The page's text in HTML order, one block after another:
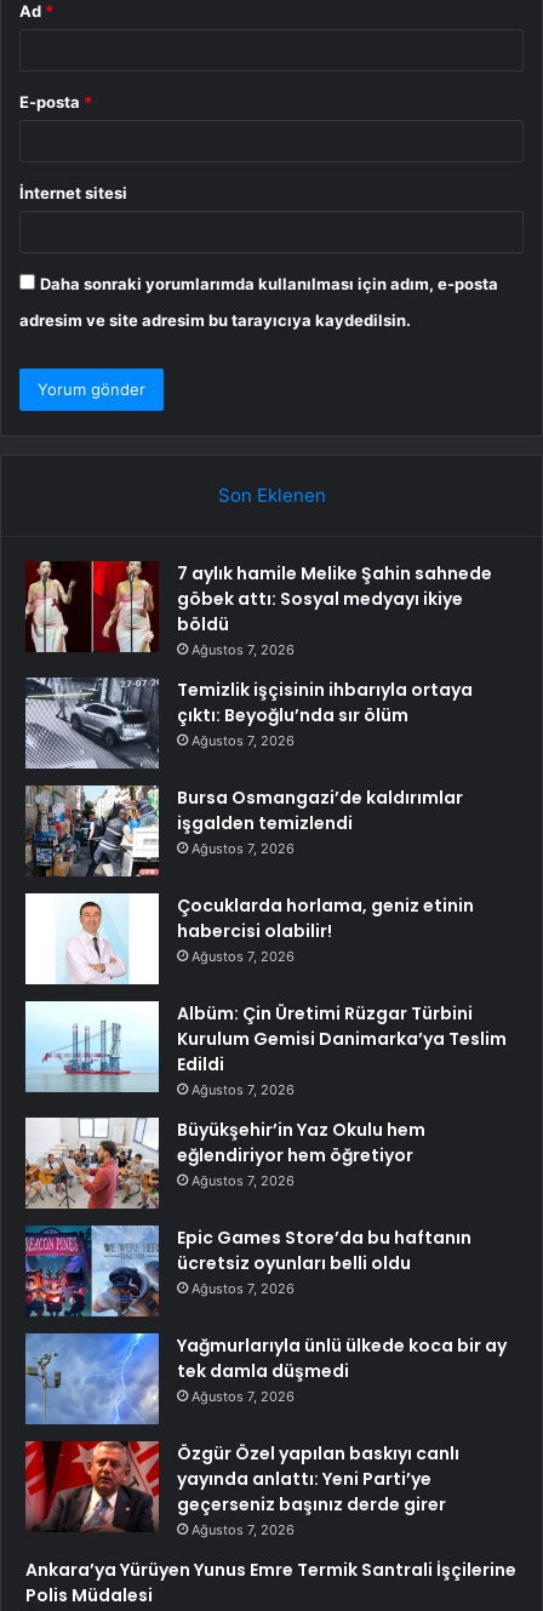
Ad *
E-posta *
İnternet sitesi
Daha sonraki yorumlarımda kullanılması için adım, e-posta
adresim ve site adresim bu tarayıcıya kaydedilsin.
Son Eklenen
7 aylık hamile Melike Şahin sahnede
göbek attı: Sosyal medyayı ikiye
böldü
Ağustos 7, 2026
Temizlik işçisinin ihbarıyla ortaya
çıktı: Beyoğlu’nda sır ölüm
Ağustos 7, 2026
Bursa Osmangazi’de kaldırımlar
işgalden temizlendi
Ağustos 7, 2026
Çocuklarda horlama, geniz etinin
habercisi olabilir!
Ağustos 7, 2026
Albüm: Çin Üretimi Rüzgar Türbini
Kurulum Gemisi Danimarka’ya Teslim
Edildi
Ağustos 7, 2026
Büyükşehir’in Yaz Okulu hem
eğlendiriyor hem öğretiyor
Ağustos 7, 2026
Epic Games Store’da bu haftanın
ücretsiz oyunları belli oldu
Ağustos 7, 2026
Yağmurlarıyla ünlü ülkede koca bir ay
tek damla düşmedi
Ağustos 7, 2026
Özgür Özel yapılan baskıyı canlı
yayında anlattı: Yeni Parti’ye
geçerseniz başınız derde girer
Ağustos 7, 2026
Ankara’ya Yürüyen Yunus Emre Termik Santrali İşçilerine
Polis Müdalesi